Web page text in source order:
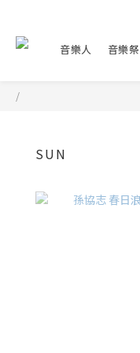
音樂人 音樂祭
/
SUN